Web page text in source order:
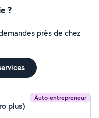
?
près de chez
Auto-entrepreneur
plus)